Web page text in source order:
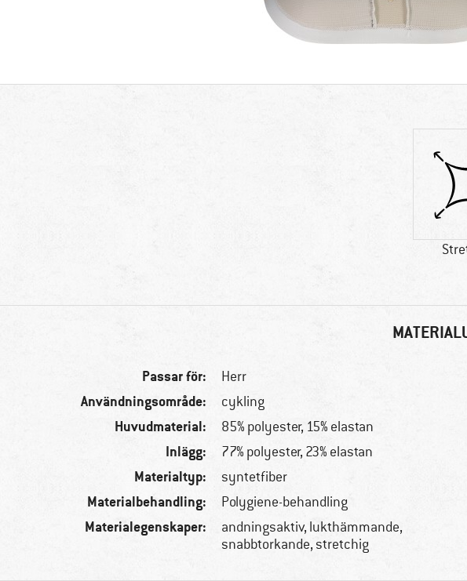
Passar för: Herr
Användningsområde: cykling
Huvudmaterial: 85% polyester, 15% elastan
Inlägg: 77% polyester, 23% elastan
Materialtyp: syntetfiber
Materialbehandling: Polygiene-behandling
Materialegenskaper:
andningsaktiv, lukthämmande,
snabbtorkande, stretchig